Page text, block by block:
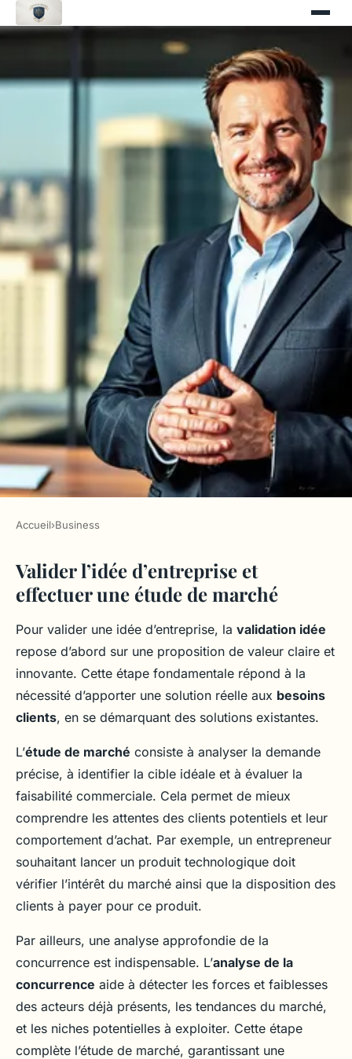
Quelles sont les étapes clés
pour lancer une nouvelle
entreprise avec succès ?
Lyam • 6 octobre 2025 3 min de lecture
Accueil›Business
Valider l’idée d’entreprise et
effectuer une étude de marché
Pour valider une idée d’entreprise, la validation idée
repose d’abord sur une proposition de valeur claire et
innovante. Cette étape fondamentale répond à la
nécessité d’apporter une solution réelle aux besoins
clients, en se démarquant des solutions existantes.
L’étude de marché consiste à analyser la demande
précise, à identifier la cible idéale et à évaluer la
faisabilité commerciale. Cela permet de mieux
comprendre les attentes des clients potentiels et leur
comportement d’achat. Par exemple, un entrepreneur
souhaitant lancer un produit technologique doit
vérifier l’intérêt du marché ainsi que la disposition des
clients à payer pour ce produit.
Par ailleurs, une analyse approfondie de la
concurrence est indispensable. L’analyse de la
concurrence aide à détecter les forces et faiblesses
des acteurs déjà présents, les tendances du marché,
et les niches potentielles à exploiter. Cette étape
complète l’étude de marché, garantissant une